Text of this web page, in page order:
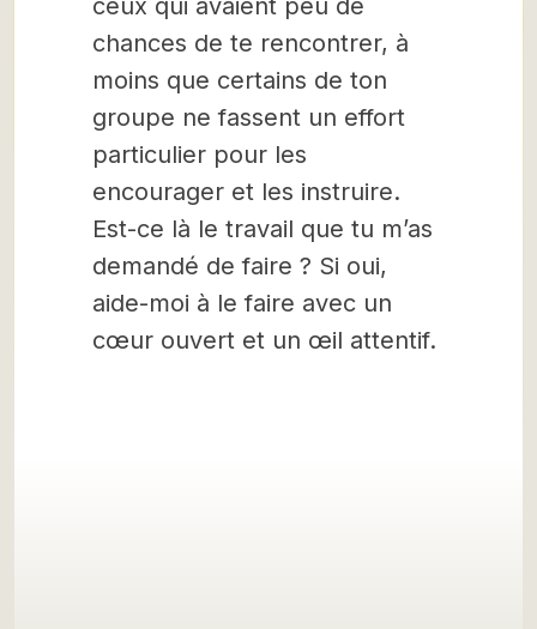
ceux qui avaient peu de
chances de te rencontrer, à
moins que certains de ton
groupe ne fassent un effort
particulier pour les
encourager et les instruire.
Est-ce là le travail que tu m’as
demandé de faire ? Si oui,
aide-moi à le faire avec un
cœur ouvert et un œil attentif.